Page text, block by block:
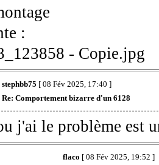
:
- Copie.jpg
stephbb75 [ 08 Fév 2025, 17:40 ]
Re: Comportement bizarre d'un 6128
j'ai le problème est
flaco [ 08 Fév 2025, 19:52 ]